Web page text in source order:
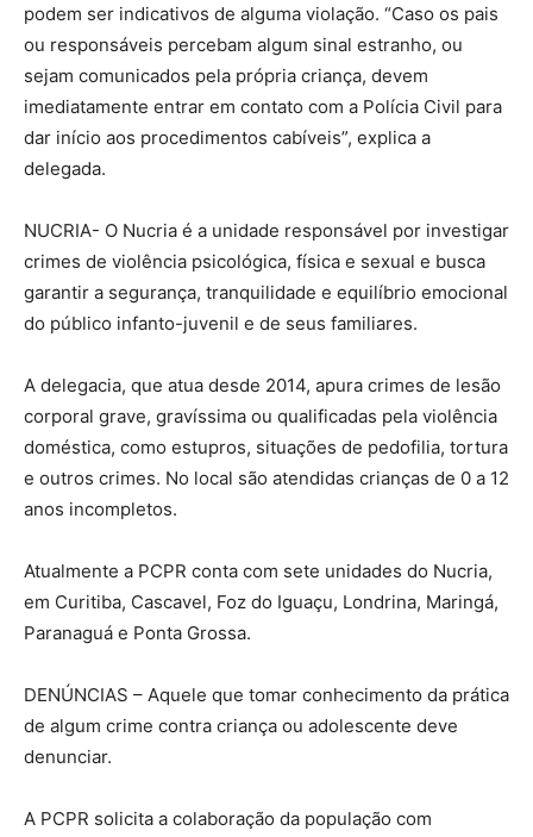
podem ser indicativos de alguma violação. “Caso os pais
ou responsáveis percebam algum sinal estranho, ou
sejam comunicados pela própria criança, devem
imediatamente entrar em contato com a Polícia Civil para
dar início aos procedimentos cabíveis”, explica a
delegada.
NUCRIA- O Nucria é a unidade responsável por investigar
crimes de violência psicológica, física e sexual e busca
garantir a segurança, tranquilidade e equilíbrio emocional
do público infanto-juvenil e de seus familiares.
A delegacia, que atua desde 2014, apura crimes de lesão
corporal grave, gravíssima ou qualificadas pela violência
doméstica, como estupros, situações de pedofilia, tortura
e outros crimes. No local são atendidas crianças de 0 a 12
anos incompletos.
Atualmente a PCPR conta com sete unidades do Nucria,
em Curitiba, Cascavel, Foz do Iguaçu, Londrina, Maringá,
Paranaguá e Ponta Grossa.
DENÚNCIAS – Aquele que tomar conhecimento da prática
de algum crime contra criança ou adolescente deve
denunciar.
A PCPR solicita a colaboração da população com